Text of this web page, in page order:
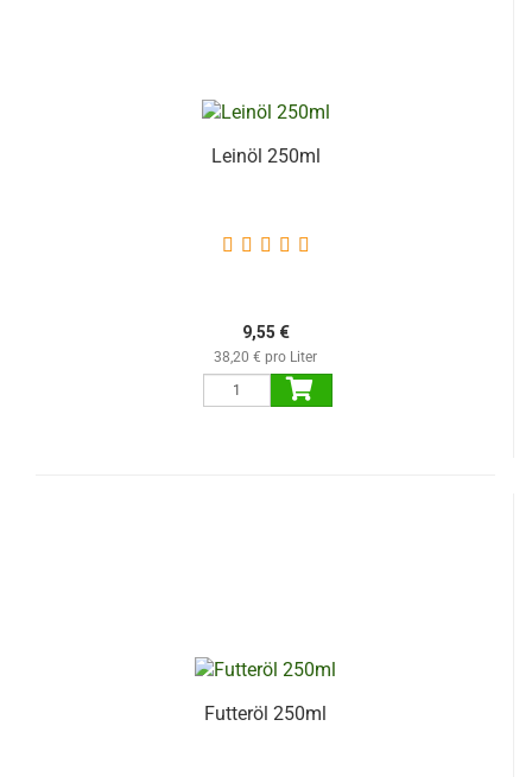
Leinöl 250ml
9,55 €
38,20 € pro Liter
Futteröl 250ml